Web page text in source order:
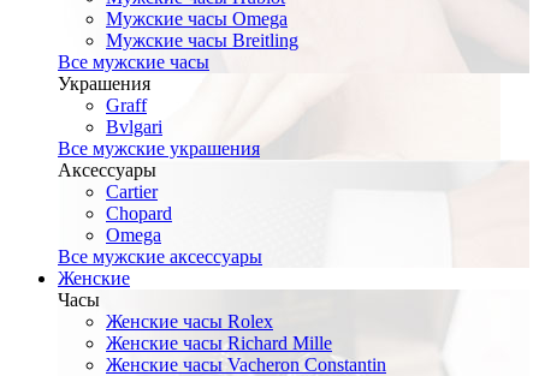
Мужские часы Omega
Мужские часы Breitling
Все мужские часы
Украшения
Graff
Bvlgari
Все мужские украшения
Аксессуары
Cartier
Chopard
Omega
Все мужские аксессуары
Женские
Часы
Женские часы Rolex
Женские часы Richard Mille
Женские часы Vacheron Constantin